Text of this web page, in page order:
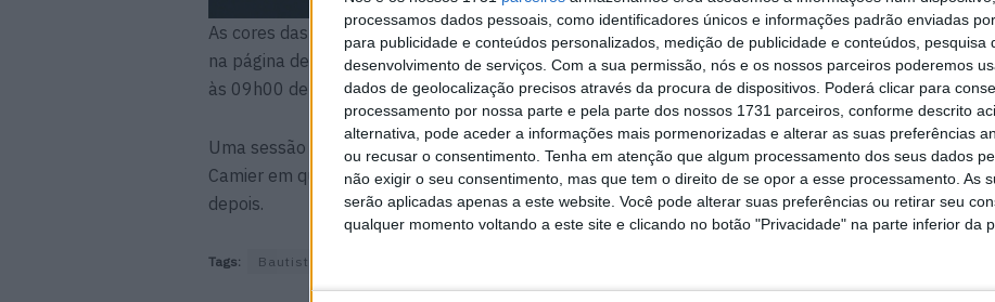
processamos dados pessoais, como identificadores únicos e informações padrão enviadas
para publicidade e conteúdos personalizados, medição de publicidade e conteúdos, pesquisa
desenvolvimento de serviços. Com a sua permissão, nós e os nossos parceiros poderemos
dados de geolocalização precisos através da procura de dispositivos. Poderá clicar para
processamento por nossa parte e pela parte dos nossos 1731 parceiros, conforme descrito
alternativa, pode aceder a informações mais pormenorizadas e alterar as suas preferências
ou recusar o consentimento. Tenha em atenção que algum processamento dos seus dados
não exigir o seu consentimento, mas que tem o direito de se opor a esse processamento. As
serão aplicadas apenas a este website. Você pode alterar suas preferências ou retirar seu
qualquer momento voltando a este site e clicando no botão "Privacidade" na parte inferior da
As cores das CBR1000RR-R Fireblade SP serão reveladas durante um lançamento virtual
na página de Facebook da Honda Racing Corporation e no canal do YouTube a 30 de março
às 09h00 de Portugal Continental.
Uma sessão online com os pilotos Álvaro Bautista e Leon Haslam e o Team Manager Leon
Camier em que todos falarão das suas expectativas para este ano terá lugar pouco
depois.
Tags: Bautista